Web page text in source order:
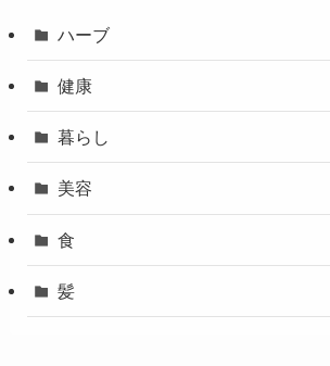
ハーブ
健康
暮らし
美容
食
髪